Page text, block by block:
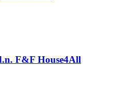
F&F House4All